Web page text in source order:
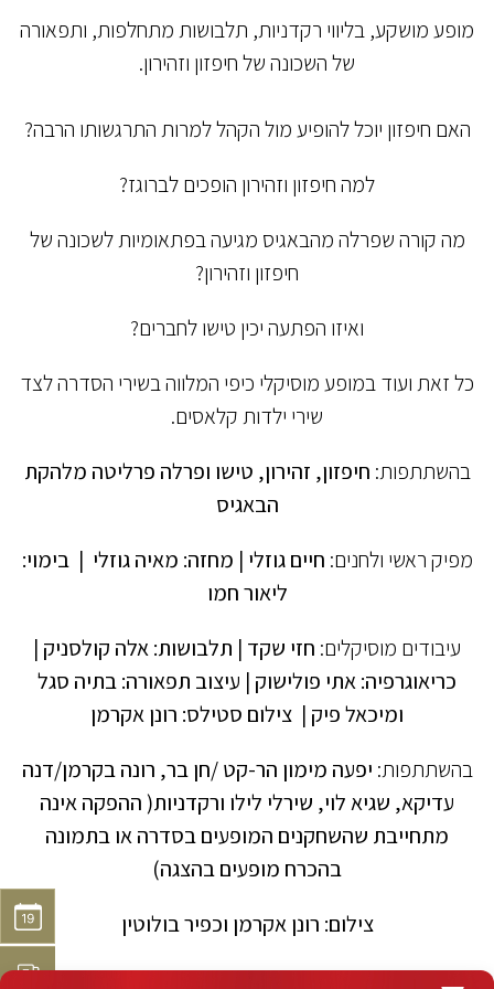
מופע מושקע, בליווי רקדניות, תלבושות מתחלפות, ותפאורה
של השכונה של חיפזון וזהירון.
האם חיפזון יוכל להופיע מול הקהל למרות התרגשותו הרבה?
למה חיפזון וזהירון הופכים לברוגז?
מה קורה שפרלה מהבאגיס מגיעה בפתאומיות לשכונה של
חיפזון וזהירון?
ואיזו הפתעה יכין טישו לחברים?
כל זאת ועוד במופע מוסיקלי כיפי המלווה בשירי הסדרה לצד
שירי ילדות קלאסים.
בהשתתפות: חיפזון, זהירון, טישו ופרלה פרליטה מלהקת
הבאגיס
מפיק ראשי ולחנים: חיים גוזלי | מחזה: מאיה גוזלי | בימוי:
ליאור חמו
עיבודים מוסיקלים: חזי שקד | תלבושות: אלה קולסניק |
כריאוגרפיה: אתי פולישוק | עיצוב תפאורה: בתיה סגל
ומיכאל פיק | צילום סטילס: רונן אקרמן
בהשתתפות: יפעה מימון הר-קט /חן בר, רונה בקרמן/דנה
עדיקא, שגיא לוי, שירלי לילו ורקדניות( ההפקה אינה
מתחייבת שהשחקנים המופעים בסדרה או בתמונה
בהכרח מופעים בהצגה)
צילום: רונן אקרמן וכפיר בולוטין